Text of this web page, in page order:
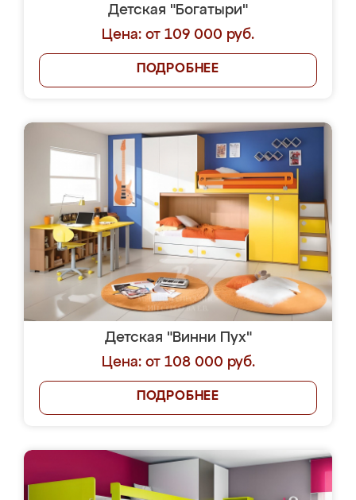
Детская "Богатыри"
Цена: от 109 000 руб.
ПОДРОБНЕЕ
Детская "Винни Пух"
Цена: от 108 000 руб.
ПОДРОБНЕЕ